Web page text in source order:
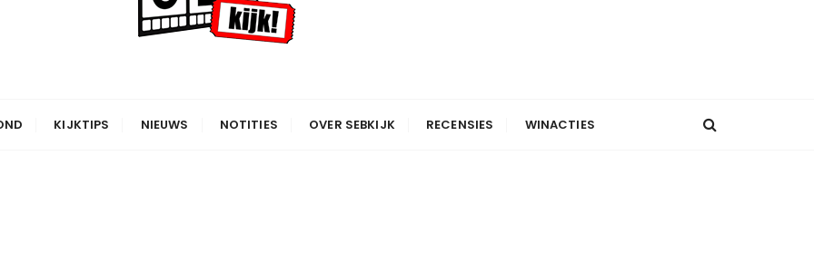
KIJKTIPS NIEUWS NOTITIES OVER SEBKIJK RECENSIES WINACTIES